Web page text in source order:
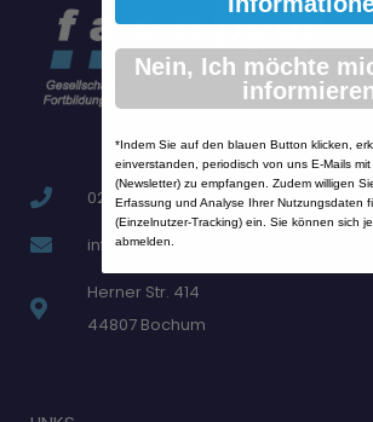
02323 / 99 38 59 – 0
info@fachpool.de
Herner Str. 414
44807 Bochum
Nein, Ich möchte
*Indem Sie auf den blauen Button klicken,
einverstanden, periodisch von uns E-Mails
(Newsletter) zu empfangen. Zudem willigen
Erfassung und Analyse Ihrer Nutzungsdaten
(Einzelnutzer-Tracking) ein. Sie können sich
abmelden.